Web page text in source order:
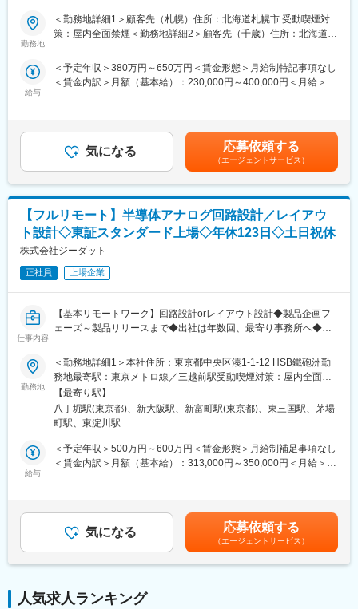
変更の範囲：会社の定める業務
【エンジニアとしてのキャリアアップ】
取引社数700社以上であり、上流工程にも携われます。様々のな
品・分野の垣根を越えて、知識や経験を重ねることができます。
【幅広いキャリアプラン】
できます。キャリアパスに関しても志向を考慮し、エンジニアス
ペシャリスト、現場・請負マネジメント、管理経営部門などのポ
ジションを用意しています。
年休120日以上/月残業20h想定/有給取得率74％/男性の育児・看護
休暇も運用実績あり/子ども手当(18歳まで月1万円)/育児休暇取得
率100％(※くるみんマーク取得企業)/育児休暇からの復帰率92％
変更の範囲：会社の定める業務
ご経験に合わせて、大手メーカーを中心とした全国の取引先プロ
から60代まで幅広い年齢層のエンジニアが活躍しております。
自動車、家電、医療機器、AV機器、生産設備、光学機器、宇宙衛
星、航空、電力設備など他多数
■業務例：
・電気設計
・高周波回路設計
・回路（アナログ・デジタル）設計
・LSI回路、FPGA、IGBT設計業務
・PLC制御設計
・各種評価業務
■プロジェクト例：
実験、電気的特性評価
・秋田県：無人航空機用の電子回路設計
・長野県：ノートパソコンの回路設計(Auto CAD使用)
・茨城県：半導体装置の制御盤電気回路設計業務
・埼玉県：民生用電源装置等の電気回路設計
その他、全国各地にて多数のプロジェクトあり
■充実した教育制度／入社後のフォロー体制◎：
て適性に配置できるシステムもご用意。
◎キャリアサポート制度…定期的にカジュアル形式な面談を行う
ことでここのスキルレベルを把握するとともに必要に応じて関連
感を高め、自立できる人財を育成できる制度。
勤務地
＜勤務地詳細1＞顧客先（札幌）住所：北海道札幌市 受動喫煙対
策：屋内全面禁煙＜勤務地詳細2＞顧客先（千歳）住所：北海道千
牧）住所：北海道苫小牧市 受動喫煙対策：屋内全面禁煙変更の範
囲：会社の定める事業所
給与
＜予定年収＞380万円～650万円＜賃金形態＞月給制特記事項なし
＜賃金内訳＞月額（基本給）：230,000円～400,000円＜月給＞
宅、引越費用負担、資格取得祝金、帰省旅費、出張、赴任など賃
金はあくまでも目安の金額であり、選考を通じて上下する可能性
があります。月給(月額)は固定手当を含めた表記です。
気になる 応募依頼する
（エージェントサービス）
【フルリモート】半導体アナログ回路設計／レイアウ
ト設計◇東証スタンダード上場◇年休123日◇土日祝休
株式会社ジーダット
正社員 上場企業
仕事内容
【基本リモートワーク】回路設計orレイアウト設計◆製品企画フ
ェーズ～製品リリースまで◆出社は年数回、最寄り事務所へ◆東
■採用背景：即戦力人材の増員
■職務の特徴：
入社後は、各種アナログ製品ならびにアナログIPのアナログ回
路、レイアウト設計の仕事を担当して頂きます。
製品企画の段階から製品のリリースまで、製造の工程や品質を一
貫して取り組める案件もあり、設計者として幅広く成長できる環
■企業の特徴：
ジーダットは、アナログ、パワーデバイス、メモリ、イメージセ
ことなく設計の自動化を図ることは極めて難しく、半導体の生産
勤務地
＜勤務地詳細1＞本社住所：東京都中央区湊1-1-12 HSB鐵砲洲勤
務地最寄駅：東京メトロ線／三越前駅受動喫煙対策：屋内全面禁
煙＜勤務地詳細2＞西日本営業所住所：大阪府大阪市淀川区宮原4-
3-12 新大阪明幸ビル勤務地最寄駅：JR線／新大阪駅受動喫煙対
策：敷地内喫煙可能場所あり＜勤務地詳細3＞福岡事業所住所：福
線／博多駅受動喫煙対策：敷地内喫煙可能場所あり変更の範囲：
会社の定める事業所（リモートワーク含む）
【最寄り駅】
八丁堀駅(東京都)、新大阪駅、新富町駅(東京都)、東三国駅、茅場
町駅、東淀川駅
給与
＜予定年収＞500万円～600万円＜賃金形態＞月給制補足事項なし
＜賃金内訳＞月額（基本給）：313,000円～350,000円＜月給＞
選考を通じて上下する可能性があります。月給(月額)は固定手当を
含めた表記です。
気になる 応募依頼する
（エージェントサービス）
人気求人ランキング